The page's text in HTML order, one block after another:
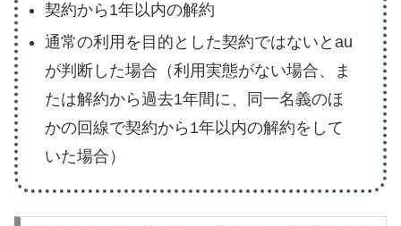
契約から1年以内の解約
通常の利用を目的とした契約ではないとau
が判断した場合（利用実態がない場合、ま
たは解約から過去1年間に、同一名義のほ
かの回線で契約から1年以内の解約をして
いた場合）